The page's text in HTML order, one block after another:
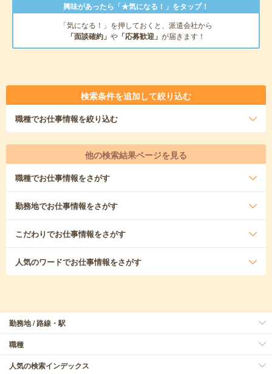
興味があったら「★気になる！」をタップ！
「気になる！」を押しておくと、派遣会社から
「面談確約」 や 「応募歓迎」 が届きます！
検索条件を追加して絞り込む
職種でお仕事情報を絞り込む
他の検索結果ページを見る
職種でお仕事情報をさがす
勤務地でお仕事情報をさがす
こだわりでお仕事情報をさがす
人気のワードでお仕事情報をさがす
勤務地 / 路線・駅
職種
人気の検索インデックス